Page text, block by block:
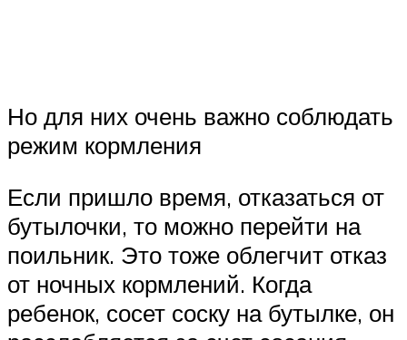
Но для них очень важно соблюдать
режим кормления
Если пришло время, отказаться от
бутылочки, то можно перейти на
поильник. Это тоже облегчит отказ
от ночных кормлений. Когда
ребенок, сосет соску на бутылке, он